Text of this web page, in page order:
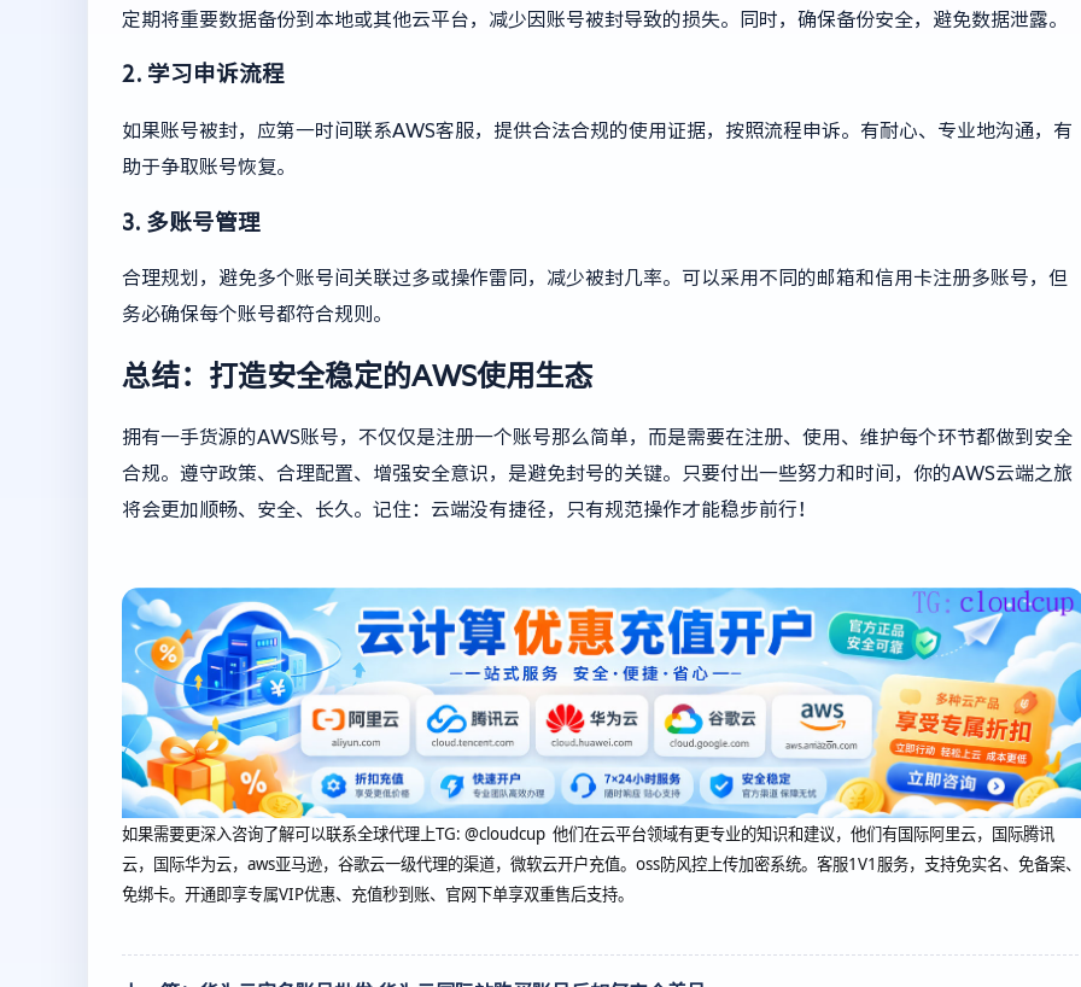
定期将重要数据备份到本地或其他云平台，减少因账号被封导致的损失。同时，确保备份安全，避免数据泄露。
2. 学习申诉流程
如果账号被封，应第一时间联系AWS客服，提供合法合规的使用证据，按照流程申诉。有耐心、专业地沟通，有
助于争取账号恢复。
3. 多账号管理
合理规划，避免多个账号间关联过多或操作雷同，减少被封几率。可以采用不同的邮箱和信用卡注册多账号，但
务必确保每个账号都符合规则。
总结：打造安全稳定的AWS使用生态
拥有一手货源的AWS账号，不仅仅是注册一个账号那么简单，而是需要在注册、使用、维护每个环节都做到安全
合规。遵守政策、合理配置、增强安全意识，是避免封号的关键。只要付出一些努力和时间，你的AWS云端之旅
将会更加顺畅、安全、长久。记住：云端没有捷径，只有规范操作才能稳步前行！
如果需要更深入咨询了解可以联系全球代理上TG: @cloudcup 他们在云平台领域有更专业的知识和建议，他们有国际阿里云，国际腾讯
云，国际华为云，aws亚马逊，谷歌云一级代理的渠道，微软云开户充值。oss防风控上传加密系统。客服1V1服务，支持免实名、免备案、
免绑卡。开通即享专属VIP优惠、充值秒到账、官网下单享双重售后支持。